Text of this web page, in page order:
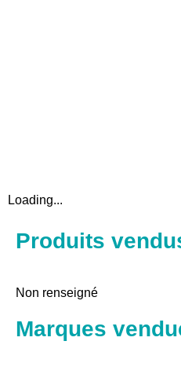
Loading...
Produits
Non renseigné
Marques